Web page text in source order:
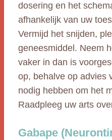
dosering en het
afhankelijk van uw
Vermijd het snijden,
geneesmiddel. Neem
vaker in dan is
op, behalve op advies
nodig hebben om het
Raadpleeg uw arts
Gabape